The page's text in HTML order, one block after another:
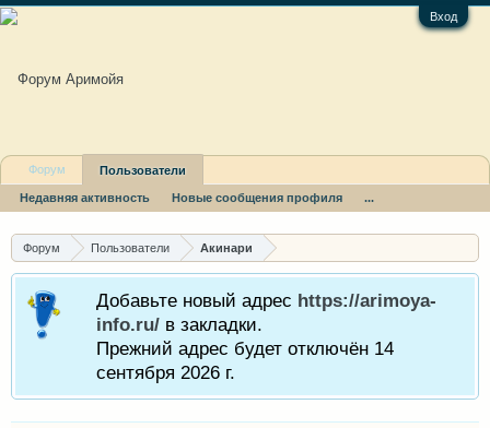
Вход
Форум Пользователи Акинари
Добавьте новый адрес https://arimoya-
info.ru/ в закладки.
Прежний адрес будет отключён 14
сентября 2026 г.
Форум Пользователи
Недавняя активность Новые сообщения профиля ...